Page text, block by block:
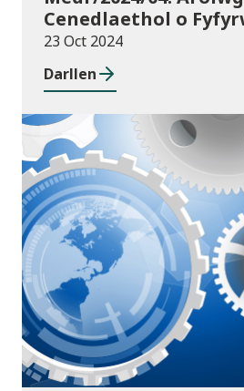
Cenedlaethol o
23 Oct 2024
Darllen